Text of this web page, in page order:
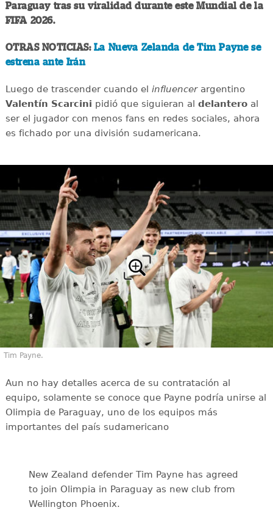
Paraguay tras su viralidad durante este Mundial de la
FIFA 2026.
OTRAS NOTICIAS: La Nueva Zelanda de Tim Payne se
estrena ante Irán
Luego de trascender cuando el influencerargentino
Valentín Scarcini pidió que siguieran al delanteroal
ser el jugador con menos fans en redes sociales, ahora
es fichado por una división sudamericana.
Tim Payne.
Aun no hay detalles acerca de su contratación al
equipo, solamente se conoce que Payne podría unirse al
Olimpia de Paraguay, uno de los equipos más
importantes del país sudamericano
New Zealand defender Tim Payne has agreed
to join Olimpia in Paraguay as new club from
Wellington Phoenix.